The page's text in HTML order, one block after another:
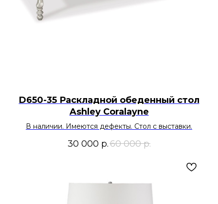
D650-35 Раскладной обеденный стол
Ashley Coralayne
В наличии. Имеются дефекты. Стол с выставки.
30 000 р.60 000 р.